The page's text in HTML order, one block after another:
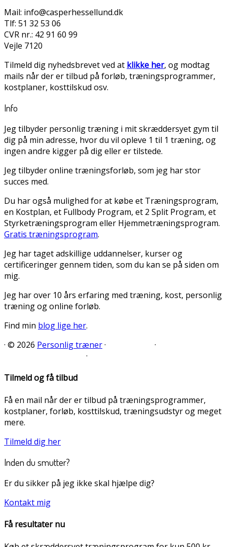
Mail: info@casperhessellund.dk
Tlf: 51 32 53 06
CVR nr.: 42 91 60 99
Vejle 7120
Tilmeld dig nyhedsbrevet ved at klikke her, og modtag
mails når der er tilbud på forløb, træningsprogrammer,
kostplaner, kosttilskud osv.
Info
Jeg tilbyder personlig træning i mit skræddersyet gym til
dig på min adresse, hvor du vil opleve 1 til 1 træning, og
ingen andre kigger på dig eller er tilstede.
Jeg tilbyder online træningsforløb, som jeg har stor
succes med.
Du har også mulighed for at købe et Træningsprogram,
en Kostplan, et Fullbody Program, et 2 Split Program, et
Styrketræningsprogram eller Hjemmetræningsprogram.
Gratis træningsprogram.
Jeg har taget adskillige uddannelser, kurser og
certificeringer gennem tiden, som du kan se på siden om
mig.
Jeg har over 10 års erfaring med træning, kost, personlig
træning og online forløb.
Find min blog lige her.
· © 2026 Personlig træner·
·
·
Tilmeld og få tilbud
Få en mail når der er tilbud på træningsprogrammer,
kostplaner, forløb, kosttilskud, træningsudstyr og meget
mere.
Tilmeld dig her
Inden du smutter?
Er du sikker på jeg ikke skal hjælpe dig?
Kontakt mig
Få resultater nu